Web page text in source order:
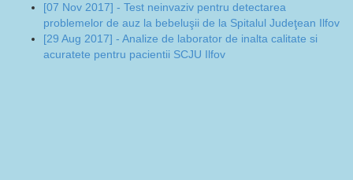
[07 Nov 2017] - Test neinvaziv pentru detectarea
problemelor de auz la bebeluşii de la Spitalul Judeţean Ilfov
[29 Aug 2017] - Analize de laborator de inalta calitate si
acuratete pentru pacientii SCJU Ilfov